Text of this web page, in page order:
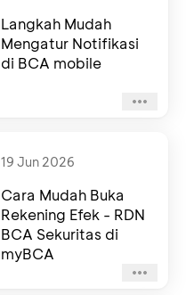
Langkah Mudah
Mengatur Notifikasi
di BCA mobile
19 Jun 2026
Cara Mudah Buka
Rekening Efek - RDN
BCA Sekuritas di
myBCA